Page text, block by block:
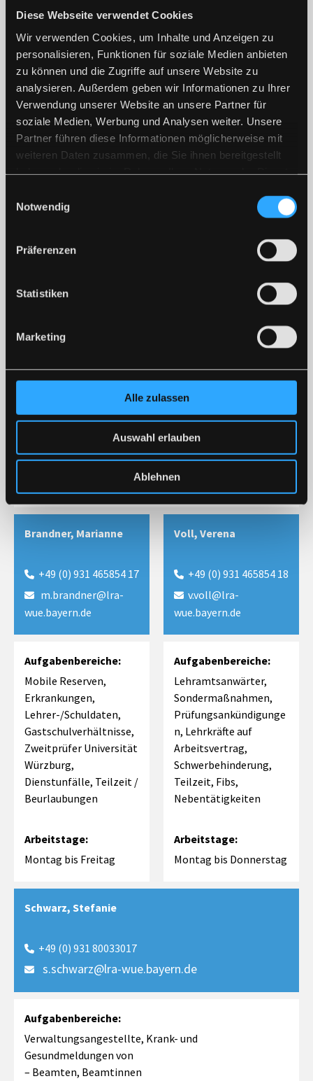
Diese Webseite verwendet Cookies
Wir verwenden Cookies, um Inhalte und Anzeigen zu
personalisieren, Funktionen für soziale Medien anbieten
zu können und die Zugriffe auf unsere Website zu
analysieren. Außerdem geben wir Informationen zu Ihrer
Verwendung unserer Website an unsere Partner für
soziale Medien, Werbung und Analysen weiter. Unsere
Partner führen diese Informationen möglicherweise mit
weiteren Daten zusammen, die Sie ihnen bereitgestellt
Notwendig
Präferenzen
Statistiken
Marketing
Alle zulassen
Auswahl erlauben
Ablehnen
Teilzeit
Montag bis Freitag
+49 (0) 931 465854 16
Aufgabenbereiche:
Teilzeit, Beurlaubung, Prüfungsaufsichten,
Leistungsprämien, Mutterschutz, Elternzeiten
Arbeitstage:
Brandner, Marianne
 +49 (0) 931 465854 17

m.brandner@lra-
wue.bayern.de
Aufgabenbereiche:
Mobile Reserven,
Erkrankungen,
Lehrer-/Schuldaten,
Gastschulverhältnisse,
Zweitprüfer Universität
Würzburg,
Dienstunfälle, Teilzeit /
Beurlaubungen
Arbeitstage:
Montag bis Freitag
Voll, Verena
 +49 (0) 931 465854 18
 v.voll@lra-
wue.bayern.de
Aufgabenbereiche:
Lehramtsanwärter,
Sondermaßnahmen,
Prüfungsankündigunge
n, Lehrkräfte auf
Arbeitsvertrag,
Schwerbehinderung,
Teilzeit, Fibs,
Nebentätigkeiten
Arbeitstage:
Montag bis Donnerstag
Schwarz, Stefanie
 +49 (0) 931 80033017
 s.schwarz@lra-wue.bayern.de
Aufgabenbereiche:
Verwaltungsangestellte, Krank- und
Gesundmeldungen von
– Beamten, Beamtinnen